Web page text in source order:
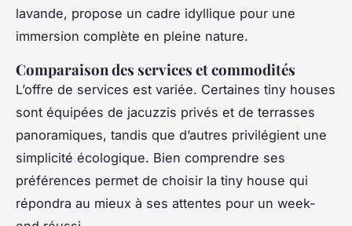
lavande, propose un cadre idyllique pour une
immersion complète en pleine nature.
Comparaison des services et commodités
L’offre de services est variée. Certaines tiny houses
sont équipées de jacuzzis privés et de terrasses
panoramiques, tandis que d’autres privilégient une
simplicité écologique. Bien comprendre ses
préférences permet de choisir la tiny house qui
répondra au mieux à ses attentes pour un week-